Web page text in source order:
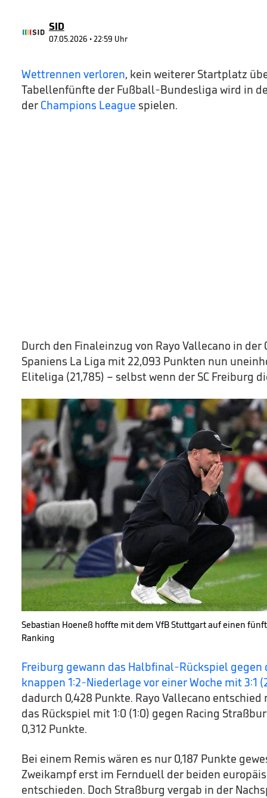
SID
07.05.2026 • 22:59 Uhr
Wettrennen verloren, kein weiterer Startplatz
Tabellenfünfte der Fußball-Bundesliga wird in
der Champions League spielen.
Durch den Finaleinzug von Rayo Vallecano in
Spaniens La Liga mit 22,093 Punkten nun
Eliteliga (21,785) – selbst wenn der SC Freiburg
Sebastian Hoeneß hoffte mit dem VfB Stuttgart auf einen
Ranking
Freiburg gewann das Halbfinal-Rückspiel gegen
knappen 1:2-Niederlage vor einer Woche mit 3:1
dadurch 0,428 Punkte. Rayo Vallecano
das Rückspiel mit 1:0 (1:0) gegen Racing
0,312 Punkte.
Bei einem Remis wären es nur 0,187 Punkte
Zweikampf erst im Fernduell der beiden
entschieden. Doch Straßburg vergab in der